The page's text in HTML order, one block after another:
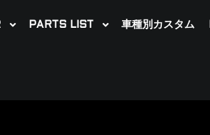
PARTS LIST 車種別カスタム